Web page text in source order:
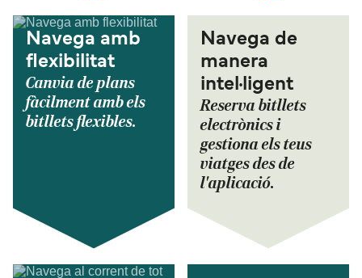
Navega amb
flexibilitat
Canvia de plans
fàcilment amb els
bitllets flexibles.
Navega de
manera
intel·ligent
Reserva bitllets
electrònics i
gestiona els teus
viatges des de
l'aplicació.